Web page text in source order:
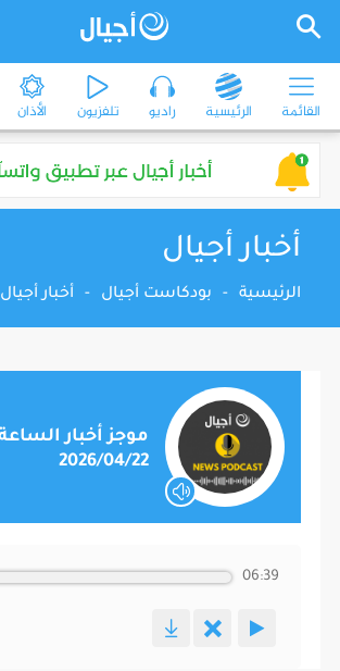
القائمة الرئيسية راديو تلفزيون الأذان
أخبار أجيال
الرئيسية - بودكاست أجيال - أخبار أجيال
2026/04/22
06:39